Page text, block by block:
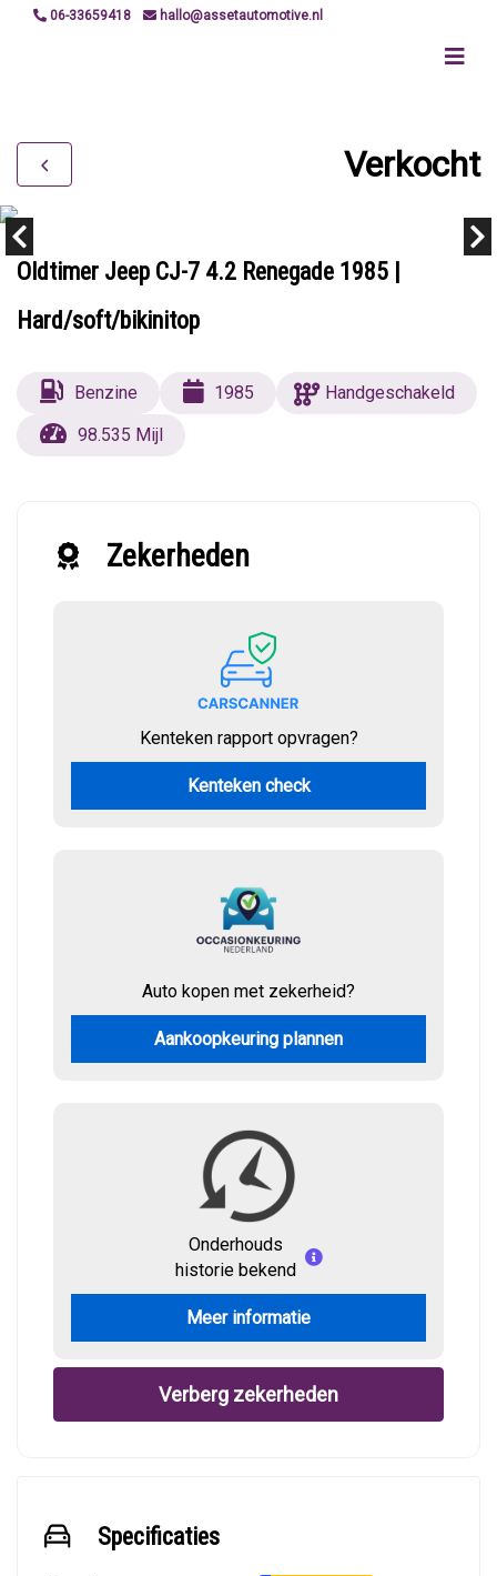
06-33659418 hallo@assetautomotive.nl
Verkocht
Oldtimer Jeep CJ-7 4.2 Renegade 1985 |
Hard/soft/bikinitop
Benzine 1985
Handgeschakeld
98.535 Mijl
Zekerheden
Kenteken rapport opvragen?
Kenteken check
Auto kopen met zekerheid?
Aankoopkeuring plannen
Onderhouds
historie bekend
Meer informatie
Verberg zekerheden
Specificaties